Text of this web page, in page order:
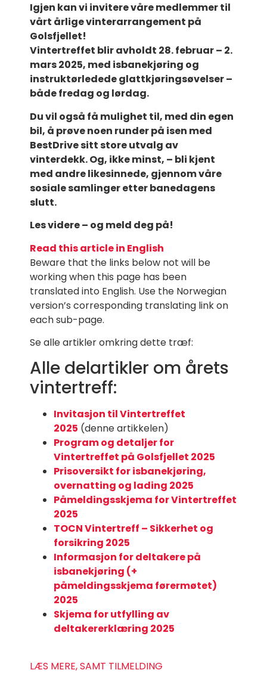
Igjen kan vi invitere våre medlemmer til
vårt årlige vinterarrangement på
Golsfjellet!
Vintertreffet blir avholdt 28. februar – 2.
mars 2025, med isbanekjøring og
instruktørledede glattkjøringsøvelser –
både fredag og lørdag.
Du vil også få mulighet til, med din egen
bil, å prøve noen runder på isen med
BestDrive sitt store utvalg av
vinterdekk. Og, ikke minst, – bli kjent
med andre likesinnede, gjennom våre
sosiale samlinger etter banedagens
slutt.
Les videre – og meld deg på!
Read this article in English
Beware that the links below not will be
working when this page has been
translated into English. Use the Norwegian
version’s corresponding translating link on
each sub-page.
Se alle artikler omkring dette træf:
Alle delartikler om årets
vintertreff:
Invitasjon til Vintertreffet
2025 (denne artikkelen)
Program og detaljer for
Vintertreffet på Golsfjellet 2025
Prisoversikt for isbanekjøring,
overnatting og lading 2025
Påmeldingsskjema for Vintertreffet
2025
TOCN Vintertreff – Sikkerhet og
forsikring 2025
Informasjon for deltakere på
isbanekjøring (+
påmeldingsskjema førermøtet)
2025
Skjema for utfylling av
deltakererklæring 2025
LÆS MERE, SAMT TILMELDING